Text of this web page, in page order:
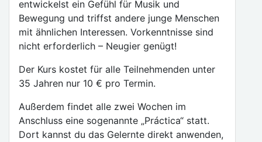
entwickelst ein Gefühl für Musik und
Bewegung und triffst andere junge Menschen
mit ähnlichen Interessen. Vorkenntnisse sind
nicht erforderlich – Neugier genügt!
Der Kurs kostet für alle Teilnehmenden unter
35 Jahren nur 10 € pro Termin.
Außerdem findet alle zwei Wochen im
Anschluss eine sogenannte „Práctica“ statt.
Dort kannst du das Gelernte direkt anwenden,